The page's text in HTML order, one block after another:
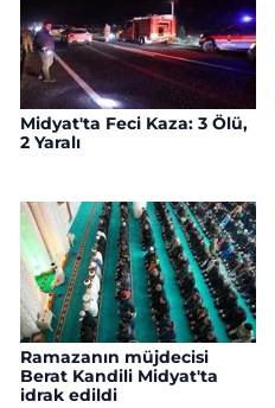
Midyat'ta Feci Kaza: 3 Ölü,
2 Yaralı
Ramazanın müjdecisi
Berat Kandili Midyat'ta
idrak edildi